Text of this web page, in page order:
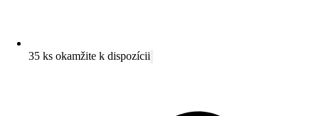
35 ks okamžite k dispozícii